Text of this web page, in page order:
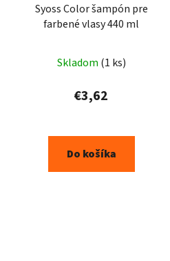
Syoss Color šampón pre
farbené vlasy 440 ml
Skladom (1 ks)
€3,62
Do košíka